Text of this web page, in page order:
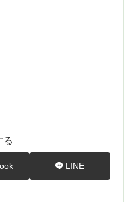
る
LINE